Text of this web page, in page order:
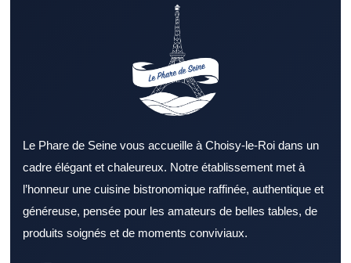
Le Phare de Seine vous accueille à Choisy-le-Roi dans un
cadre élégant et chaleureux. Notre établissement met à
l’honneur une cuisine bistronomique raffinée, authentique et
généreuse, pensée pour les amateurs de belles tables, de
produits soignés et de moments conviviaux.